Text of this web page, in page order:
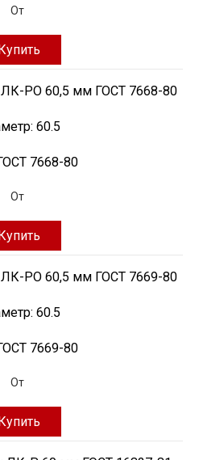
От
ЛК-РО 60,5 мм ГОСТ 7668-80
60.5
7668-80
От
ЛК-РО 60,5 мм ГОСТ 7669-80
60.5
7669-80
От